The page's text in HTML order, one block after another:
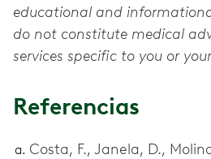
educational and
do not constitute medical
services specific to you or
Referencias
Costa, F., Janela, D.,